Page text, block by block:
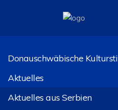
Donauschwäbische
Aktuelles
Aktuelles aus Serbien